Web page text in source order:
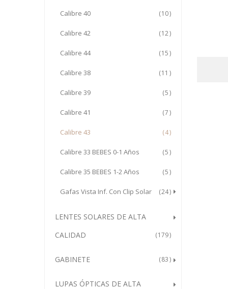
Calibre 40 10
Calibre 42 12
Calibre 44 15
Calibre 38 11
Calibre 39 5
Calibre 41 7
Calibre 43 4
Calibre 33 BEBES 0-1 Años 5
Calibre 35 BEBES 1-2 Años 5
Gafas Vista Inf. Con Clip Solar 24
LENTES SOLARES DE ALTA
CALIDAD
179
GABINETE 83
LUPAS ÓPTICAS DE ALTA